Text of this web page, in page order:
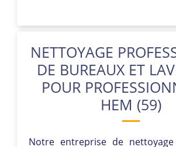
NETTOYAGE
DE BUREAUX ET
POUR
HEM (59)
Notre entreprise de